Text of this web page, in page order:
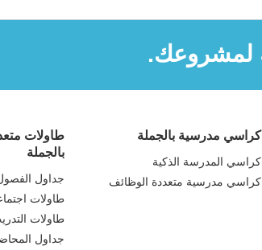
لمشروعك.
كراسي مدرسية بالجملة
كراسي المدرسة الذكية
كراسي مدرسية متعددة الوظائف
طاولات
بالجملة
جداول
طاولات
طاولات
جداول